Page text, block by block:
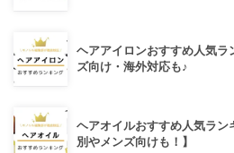
ヘアアイロンおすすめ人気
ズ向け・海外対応も♪
ヘアオイルおすすめ人気ラ
別やメンズ向けも！】